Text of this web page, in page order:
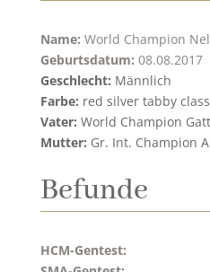
Name: World Champion
Geburtsdatum: 08.08.2017
Geschlecht: Männlich
Farbe: red silver tabby
Vater: World Champion
Mutter: Gr. Int. Champion
Befunde
HCM-Gentest: